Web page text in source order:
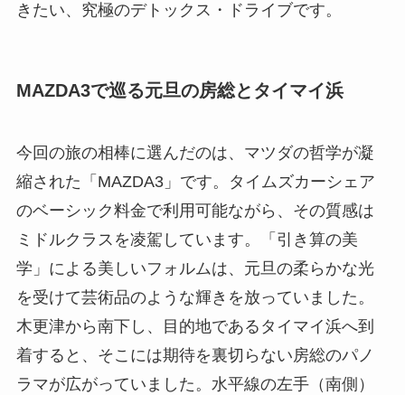
きたい、究極のデトックス・ドライブです。
MAZDA3で巡る元旦の房総とタイマイ浜
今回の旅の相棒に選んだのは、マツダの哲学が凝
縮された「MAZDA3」です。タイムズカーシェア
のベーシック料金で利用可能ながら、その質感は
ミドルクラスを凌駕しています。「引き算の美
学」による美しいフォルムは、元旦の柔らかな光
を受けて芸術品のような輝きを放っていました。
木更津から南下し、目的地であるタイマイ浜へ到
着すると、そこには期待を裏切らない房総のパノ
ラマが広がっていました。水平線の左手（南側）